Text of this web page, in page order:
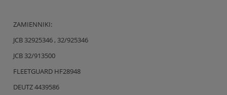
ZAMIENNIKI:
JCB 32925346 , 32/925346
JCB 32/913500
FLEETGUARD HF28948
DEUTZ 4439586